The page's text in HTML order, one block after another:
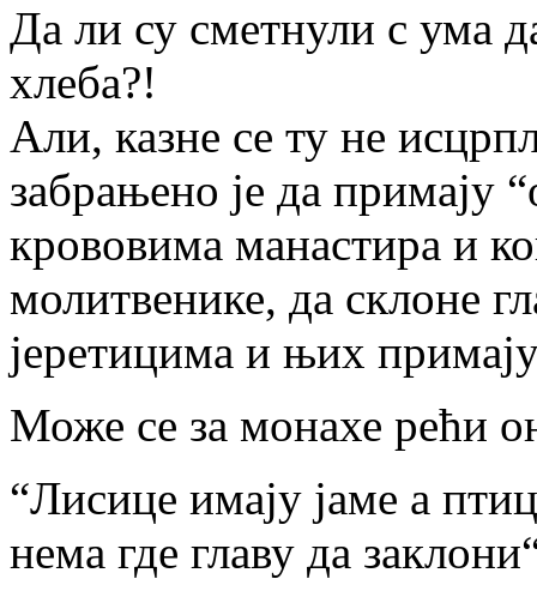
Да ли су сметнули с ума
хлеба?!
Али, казне се ту не
забрањено је да примају
крововима манастира и
молитвенике, да склоне
јеретицима и њих
Може се за монахе рећи
“Лисице имају јаме а
нема где главу да